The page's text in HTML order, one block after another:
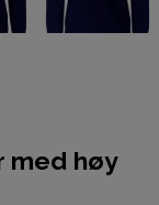
med høy